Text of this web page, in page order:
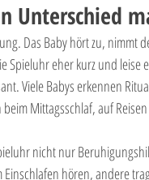
Unterschied
Das Baby hört zu, nimmt
Spieluhr eher kurz und leise
Viele Babys erkennen
Mittagsschlaf, auf
nicht nur
hören, andere